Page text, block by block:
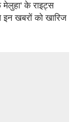
मेलुहा' के राइट्स
इन खबरों को खारिज